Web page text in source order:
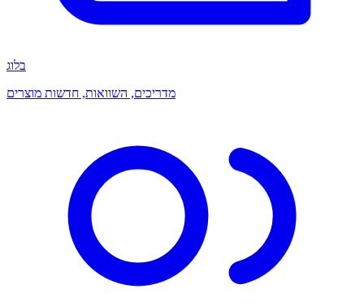
בלוג
מדריכים, השוואות, חדשות מוצרים